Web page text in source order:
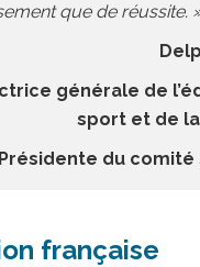
que de réussite.
générale de
sport et de
Présidente du comité
française